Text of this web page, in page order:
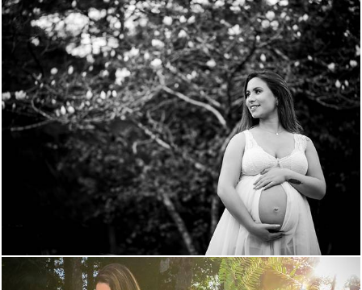
3330 74